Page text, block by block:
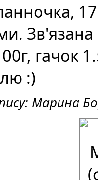
Зв'язана
гачок
:)
Марина